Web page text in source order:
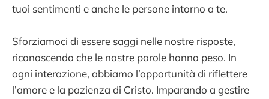
tuoi sentimenti e anche le persone intorno a te.
Sforziamoci di essere saggi nelle nostre risposte,
riconoscendo che le nostre parole hanno peso. In
ogni interazione, abbiamo l’opportunità di riflettere
l’amore e la pazienza di Cristo. Imparando a gestire